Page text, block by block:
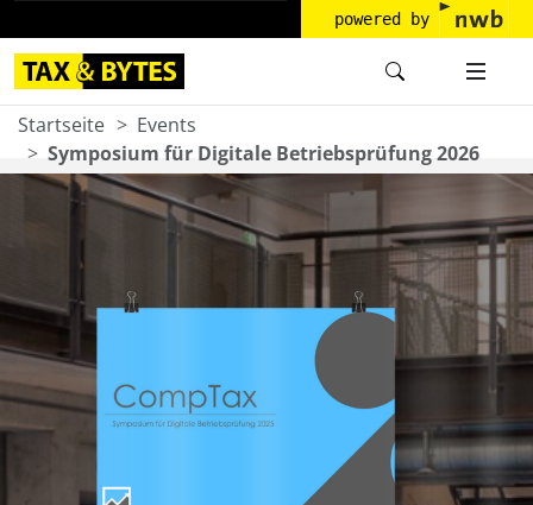
powered by
Startseite
Events
Symposium für Digitale Betriebsprüfung 2026